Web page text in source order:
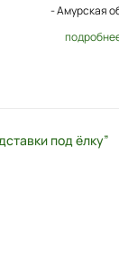
- Амурская
под ёлку”